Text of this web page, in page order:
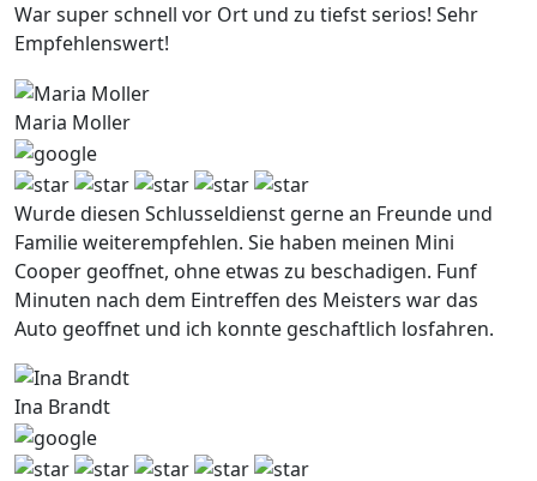
War super schnell vor Ort und zu tiefst serios! Sehr
Empfehlenswert!
Maria Moller
Wurde diesen Schlusseldienst gerne an Freunde und
Familie weiterempfehlen. Sie haben meinen Mini
Cooper geoffnet, ohne etwas zu beschadigen. Funf
Minuten nach dem Eintreffen des Meisters war das
Auto geoffnet und ich konnte geschaftlich losfahren.
Ina Brandt